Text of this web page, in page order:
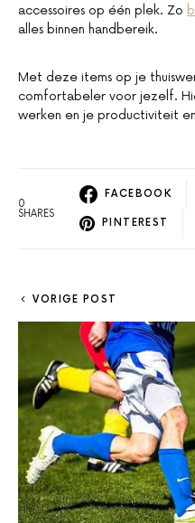
accessoires op één plek. Zo
alles binnen handbereik.
Met deze items op je
comfortabeler voor jezelf.
werken en je productiviteit en
0
SHARES
FACEBOOK
PINTEREST
VORIGE POST